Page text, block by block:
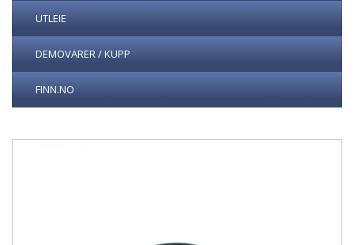
UTLEIE
DEMOVARER / KUPP
FINN.NO